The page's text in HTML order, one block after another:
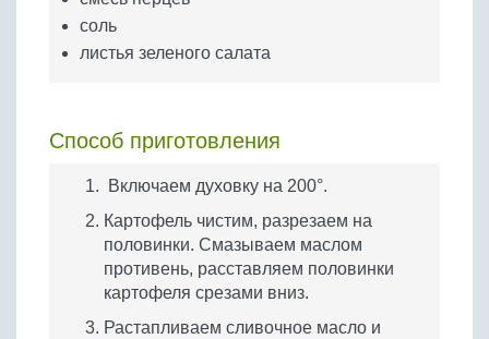
соль
листья зеленого салата
Способ приготовления
Включаем духовку на 200°.
Картофель чистим, разрезаем на
половинки. Смазываем маслом
противень, расставляем половинки
картофеля срезами вниз.
Растапливаем сливочное масло и